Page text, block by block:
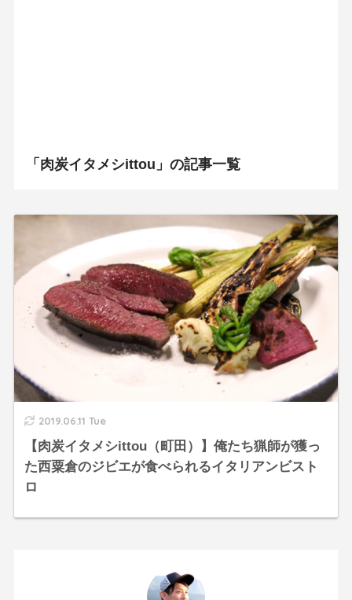
「肉炭イタメシittou」の記事一覧
2019.06.11 Tue
【肉炭イタメシittou（町田）】俺たち猟師が獲っ
た西粟倉のジビエが食べられるイタリアンビスト
ロ